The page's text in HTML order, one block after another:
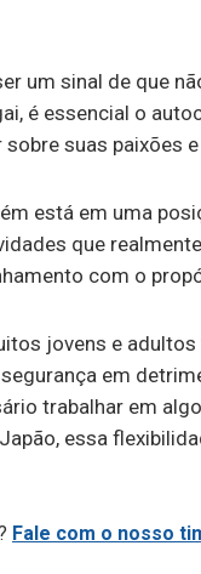
um sinal de que
é essencial o
suas paixões
está em uma
que
com o
jovens e
em
trabalhar em
essa
Fale com o nosso